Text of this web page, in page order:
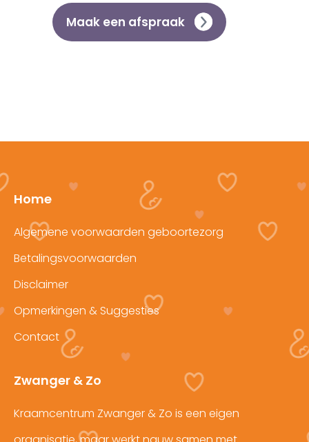
Maak een afspraak
Home
Algemene voorwaarden geboortezorg
Betalingsvoorwaarden
Disclaimer
Opmerkingen & Suggesties
Contact
Zwanger & Zo
Kraamcentrum Zwanger & Zo is een eigen